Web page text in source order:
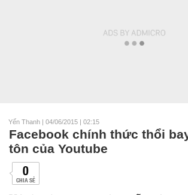
Yến Thanh | 04/06/2015 | 02:15
Facebook chính thức thổi
tôn của Youtube
0
CHIA SẺ